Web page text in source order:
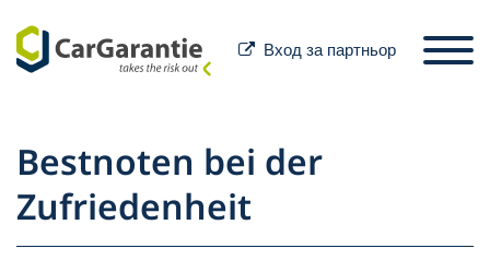
Вход за партньор
Партньори
Притежател на
Bestnoten bei der
Zufriedenheit